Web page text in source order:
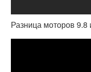
Разница моторов 9.8